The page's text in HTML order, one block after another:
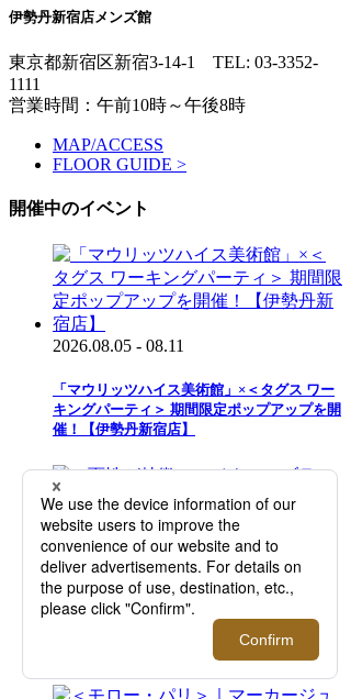
伊勢丹新宿店メンズ館
東京都新宿区新宿3-14-1 TEL: 03-3352-
1111
営業時間：午前10時～午後8時
MAP/ACCESS
FLOOR GUIDE >
開催中のイベント
2026.08.05 - 08.11
「マウリッツハイス美術館」×＜タグス ワー
キングパーティ＞ 期間限定ポップアップを開
催！【伊勢丹新宿店】
2026.07.29 - 08.11
二面性が特徴のアイウエアブランド＜トゥー
る新作を先行販売！【伊勢丹新宿店】